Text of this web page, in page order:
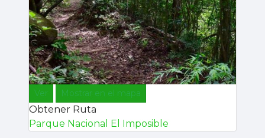
Ver Mostrar en el mapa
Obtener Ruta
Parque Nacional El Imposible